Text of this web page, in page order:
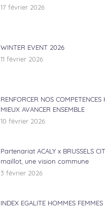
17 février 2026
WINTER EVENT 2026
11 février 2026
RENFORCER NOS COMPETENCES
MIEUX AVANCER ENSEMBLE
10 février 2026
Partenariat ACALY x BRUSSELS
maillot, une vision commune
3 février 2026
INDEX EGALITE HOMMES FEMMES